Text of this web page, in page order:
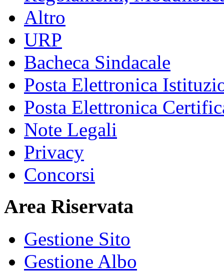
Altro
URP
Bacheca Sindacale
Posta Elettronica
Posta Elettronica
Note Legali
Privacy
Concorsi
Area Riservata
Gestione Sito
Gestione Albo